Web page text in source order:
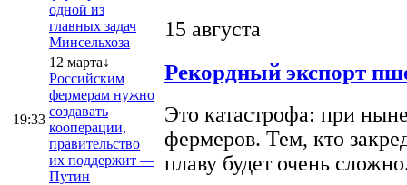
одной из
главных задач
Минсельхоза
19:33
12 марта↓
Российским
фермерам нужно
создавать
кооперации,
правительство
их поддержит —
Путин
15 августа
Рекордный экспорт
Это катастрофа: при
фермеров. Тем, кто
плаву будет очень